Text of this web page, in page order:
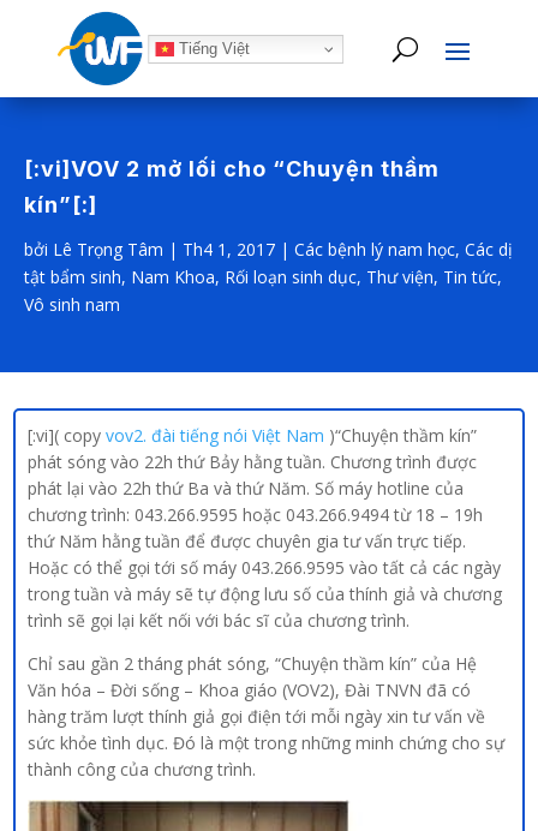
Tiếng Việt
[:vi]VOV 2 mở lối cho “Chuyện thầm
kín”[:]
bởi Lê Trọng Tâm | Th4 1, 2017 | Các bệnh lý nam học, Các dị
tật bẩm sinh, Nam Khoa, Rối loạn sinh dục, Thư viện, Tin tức,
Vô sinh nam
[:vi]( copyvov2. đài tiếng nói Việt Nam )“Chuyện thầm kín”
phát sóng vào 22h thứ Bảy hằng tuần. Chương trình được
phát lại vào 22h thứ Ba và thứ Năm. Số máy hotline của
chương trình: 043.266.9595 hoặc 043.266.9494 từ 18 – 19h
thứ Năm hằng tuần để được chuyên gia tư vấn trực tiếp.
Hoặc có thể gọi tới số máy 043.266.9595 vào tất cả các ngày
trong tuần và máy sẽ tự động lưu số của thính giả và chương
trình sẽ gọi lại kết nối với bác sĩ của chương trình.
Chỉ sau gần 2 tháng phát sóng, “Chuyện thầm kín” của Hệ
Văn hóa – Đời sống – Khoa giáo (VOV2), Đài TNVN đã có
hàng trăm lượt thính giả gọi điện tới mỗi ngày xin tư vấn về
sức khỏe tình dục. Đó là một trong những minh chứng cho sự
thành công của chương trình.